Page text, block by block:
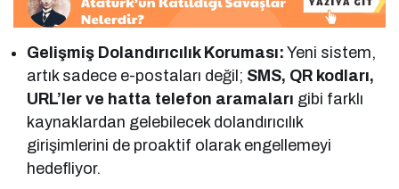
Gelişmiş Dolandırıcılık Koruması: Yeni sistem,
artık sadece e-postaları değil; SMS, QR kodları,
URL’ler ve hatta telefon aramaları gibi farklı
kaynaklardan gelebilecek dolandırıcılık
girişimlerini de proaktif olarak engellemeyi
hedefliyor.